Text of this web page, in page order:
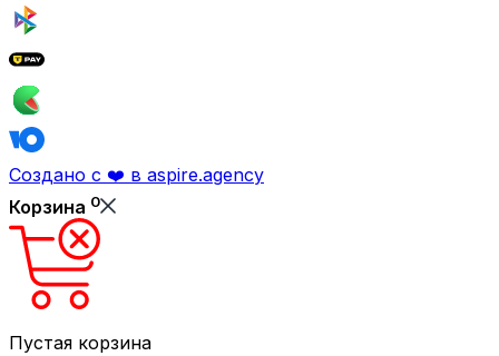
Создано с ❤️ в aspire.agency
Корзина 0
Пустая корзина